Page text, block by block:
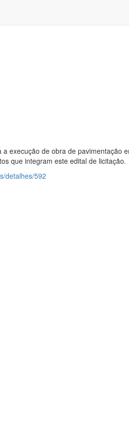
execução de obra de pavimentação
que integram este edital de licitação.
detalhes/592